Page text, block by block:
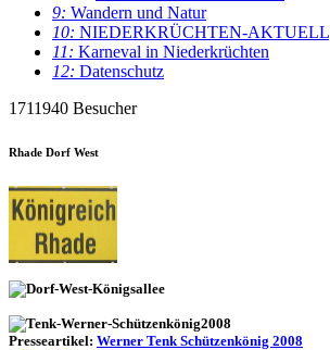
9: Wandern und Natur
10: NIEDERKRÜCHTEN-AKTUELL
11: Karneval in Niederkrüchten
12: Datenschutz
1711940 Besucher
Rhade Dorf West
Presseartikel: Werner Tenk Schützenkönig 2008